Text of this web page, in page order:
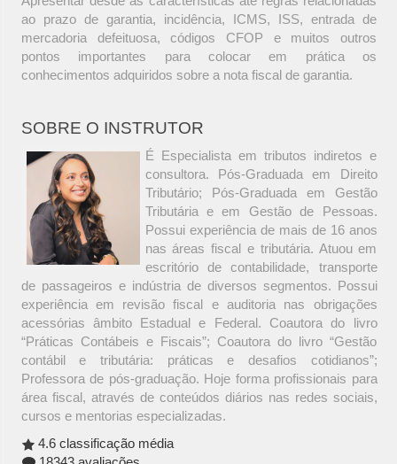
ao prazo de garantia, incidência, ICMS, ISS, entrada de
mercadoria defeituosa, códigos CFOP e muitos outros
pontos importantes para colocar em prática os
conhecimentos adquiridos sobre a nota fiscal de garantia.
SOBRE O INSTRUTOR
É Especialista em tributos indiretos e
consultora. Pós-Graduada em Direito
Tributário; Pós-Graduada em Gestão
Tributária e em Gestão de Pessoas.
Possui experiência de mais de 16 anos
nas áreas fiscal e tributária. Atuou em
escritório de contabilidade, transporte
de passageiros e indústria de diversos segmentos. Possui
experiência em revisão fiscal e auditoria nas obrigações
acessórias âmbito Estadual e Federal. Coautora do livro
“Práticas Contábeis e Fiscais”; Coautora do livro “Gestão
contábil e tributária: práticas e desafios cotidianos”;
Professora de pós-graduação. Hoje forma profissionais para
área fiscal, através de conteúdos diários nas redes sociais,
cursos e mentorias especializadas.
4.6 classificação média